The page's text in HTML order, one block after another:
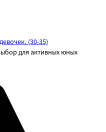
(30-35)
для активных юных